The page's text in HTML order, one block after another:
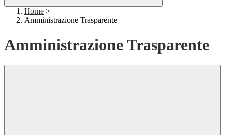
Home >
Amministrazione Trasparente
Amministrazione Trasparente